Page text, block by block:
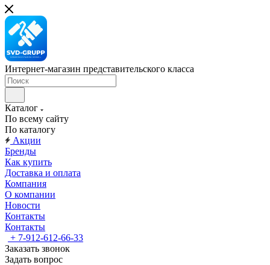
Интернет-магазин представительского класса
Каталог
По всему сайту
По каталогу
Акции
Бренды
Как купить
Доставка и оплата
Компания
О компании
Новости
Контакты
Контакты
+ 7-912-612-66-33
Заказать звонок
Задать вопрос